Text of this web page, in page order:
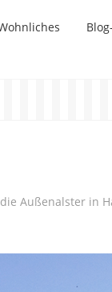
Außenalster in